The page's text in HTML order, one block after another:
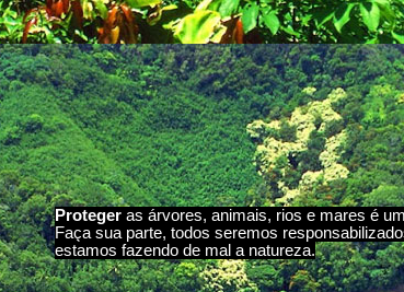
Proteger as árvores, animais, rios e mares é
Faça sua parte, todos seremos
estamos fazendo de mal a natureza.